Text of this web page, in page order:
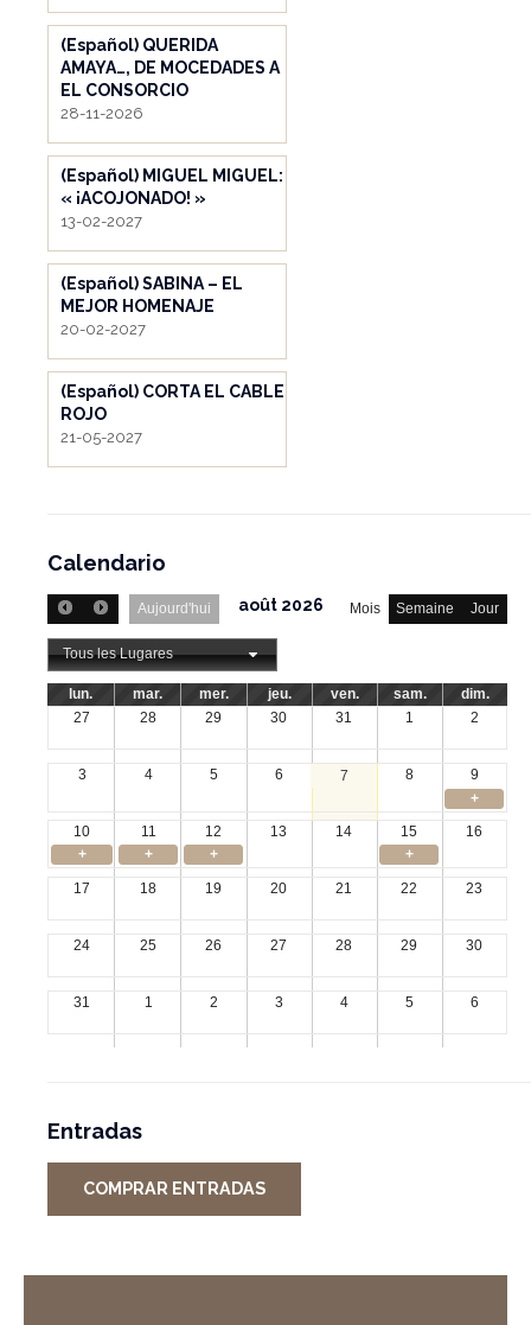
(Español) QUERIDA
AMAYA…, DE MOCEDADES A
EL CONSORCIO
28-11-2026
(Español) MIGUEL MIGUEL:
« ¡ACOJONADO! »
13-02-2027
(Español) SABINA – EL
MEJOR HOMENAJE
20-02-2027
(Español) CORTA EL CABLE
ROJO
21-05-2027
Calendario
Aujourd'hui Mois Semaine Jour
août 2026
Tous les Lugares
lun. mar. mer. jeu. ven. sam.
dim.
27
28 29 30 31 1 2
3 4 5 6 7 8
9
+
10
11 12 13 14 15
16
+
+ + +
17 18 19 20 21 22 23
24 25 26 27 28 29 30
31 1 2 3 4 5 6
Entradas
COMPRAR ENTRADAS